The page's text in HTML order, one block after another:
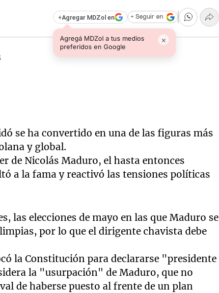
+Agregar MDZol en
Agregá MDZol a tus medios
preferidos en Google
×
+ Seguir en
se ha convertido en una de las figuras más
y global.
de Nicolás Maduro, el hasta entonces
a la fama y reactivó las tensiones políticas
las elecciones de mayo en las que Maduro se
por lo que el dirigente chavista debe
la Constitución para declararse "presidente
la "usurpación" de Maduro, que no
de haberse puesto al frente de un plan